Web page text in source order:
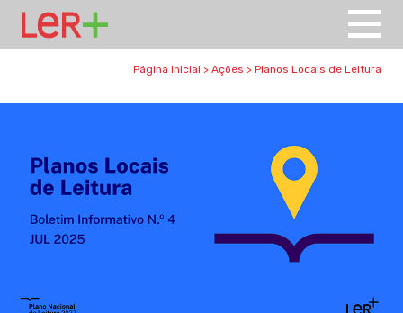
Página Inicial > Ações > Planos Locais de Leitura